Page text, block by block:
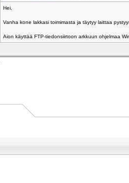
Hei,
Vanha kone lakkasi toimimasta ja täytyy laittaa
Aion käyttää FTP-tiedonsiirtoon arkkuun ohjelmaa